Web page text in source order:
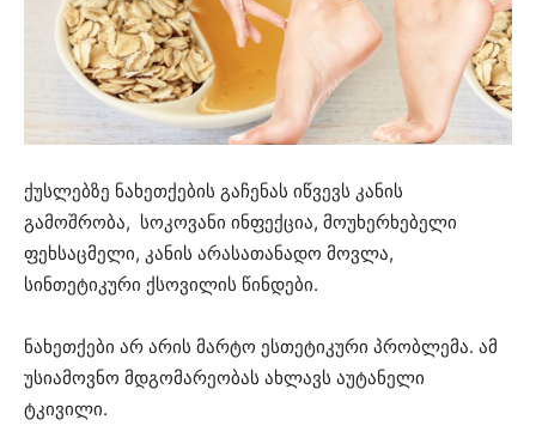
ქუსლებზე ნახეთქების გაჩენას იწვევს კანის
გამოშრობა, სოკოვანი ინფექცია, მოუხერხებელი
ფეხსაცმელი, კანის არასათანადო მოვლა,
სინთეტიკური ქსოვილის წინდები.
ნახეთქები არ არის მარტო ესთეტიკური პრობლემა. ამ
უსიამოვნო მდგომარეობას ახლავს აუტანელი
ტკივილი.